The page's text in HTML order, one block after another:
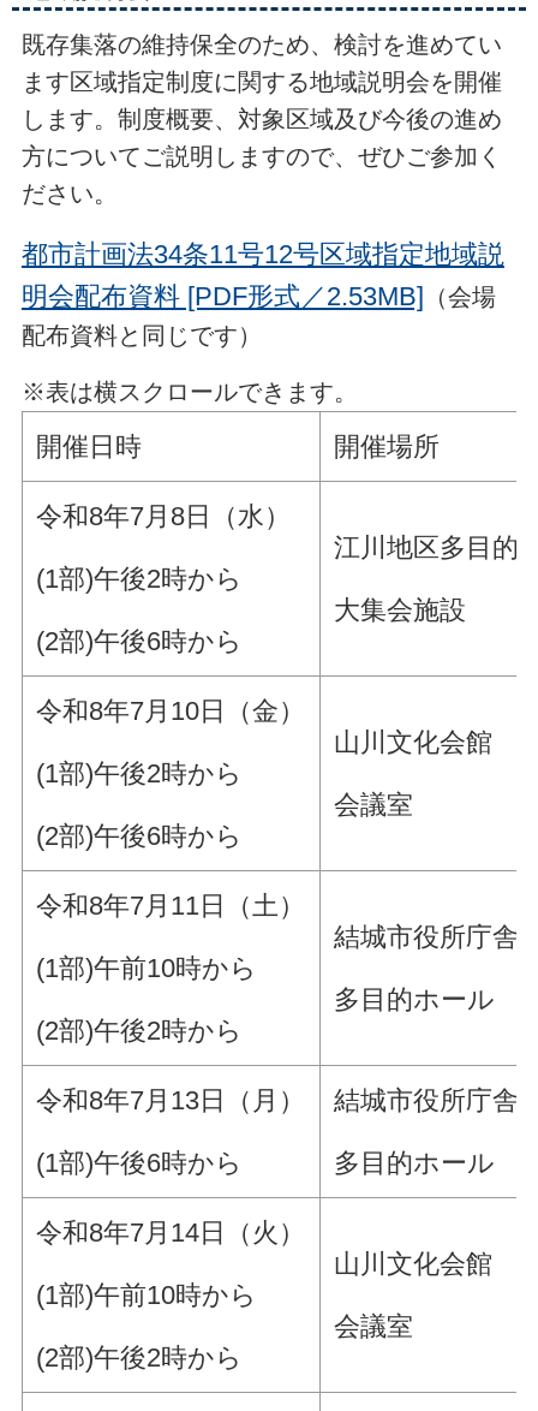
既存集落の維持保全のため、検討を進めてい
ます区域指定制度に関する地域説明会を開催
します。制度概要、対象区域及び今後の進め
方についてご説明しますので、ぜひご参加く
ださい。
都市計画法34条11号12号区域指定地域説
明会配布資料 [PDF形式／2.53MB] （会場
配布資料と同じです）
※表は横スクロールできます。
開催日時 開催場所
令和8年7月8日（水）
(1部)午後2時から
(2部)午後6時から
江川地区多目的
大集会施設
令和8年7月10日（金）
(1部)午後2時から
(2部)午後6時から
山川文化会館
会議室
令和8年7月11日（土）
(1部)午前10時から
(2部)午後2時から
結城市役所庁舎
多目的ホール
令和8年7月13日（月）
(1部)午後6時から
結城市役所庁舎
多目的ホール
令和8年7月14日（火）
(1部)午前10時から
(2部)午後2時から
山川文化会館
会議室